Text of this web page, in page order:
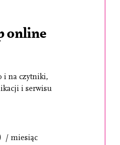
online
i na czytniki,
i serwisu
/ miesiąc